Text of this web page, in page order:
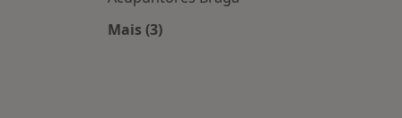
Mais (3)